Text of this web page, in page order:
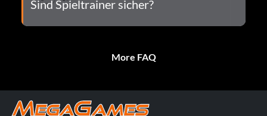
Sind Spieltrainer sicher?
More FAQ